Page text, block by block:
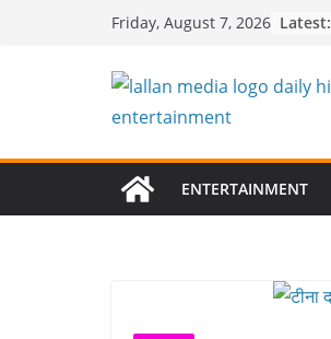
Friday, August 7, 2026 Latest:
ENTERTAINMENT